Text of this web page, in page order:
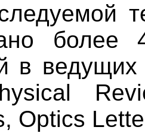
в
Optics